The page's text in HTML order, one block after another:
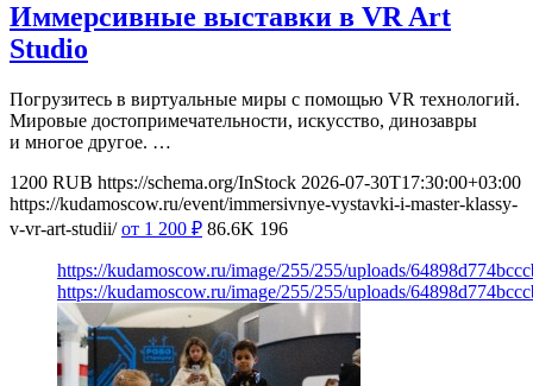
Иммерсивные выставки в VR Art
Studio
Погрузитесь в виртуальные миры с помощью VR технологий.
Мировые достопримечательности, искусство, динозавры
и многое другое. …
1200 RUB https://schema.org/InStock 2026-07-30T17:30:00+03:00
https://kudamoscow.ru/event/immersivnye-vystavki-i-master-klassy-
v-vr-art-studii/ от 1 200 ₽ 86.6K 196
https://kudamoscow.ru/image/255/255/uploads/
https://kudamoscow.ru/image/255/255/uploads/